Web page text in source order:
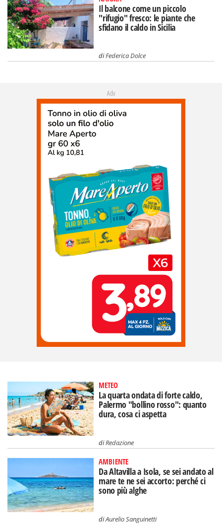
Il balcone come un piccolo
"rifugio" fresco: le piante che
sfidano il caldo in Sicilia
diFederica Dolce
Adv
METEO
La quarta ondata di forte caldo,
Palermo "bollino rosso": quanto
dura, cosa ci aspetta
diRedazione
AMBIENTE
Da Altavilla a Isola, se sei andato al
mare te ne sei accorto: perché ci
sono più alghe
diAurelio Sanguinetti